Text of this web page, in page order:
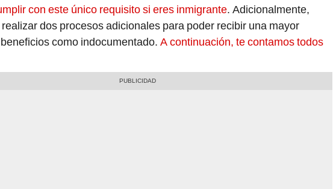
con este único requisito si eres inmigrante. Adicionalmente,
dos procesos adicionales para poder recibir una mayor
como indocumentado. A continuación, te contamos todos